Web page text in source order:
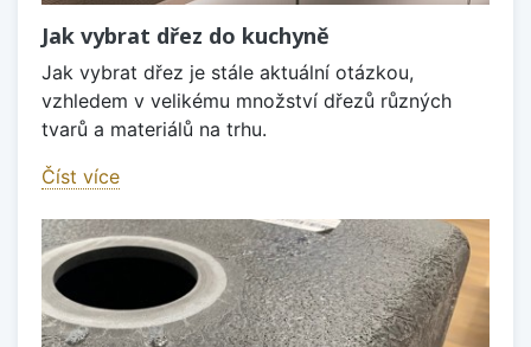
Jak vybrat dřez do kuchyně
Jak vybrat dřez je stále aktuální otázkou,
vzhledem v velikému množství dřezů různých
tvarů a materiálů na trhu.
Číst více